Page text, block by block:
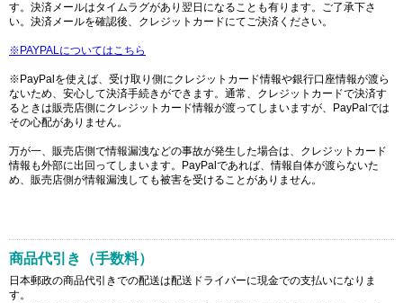
す。決済メールはタイムラグがあり翌日になることも有ります。ご了承下さ
い。決済メールを確認後、クレジットカードにてご決済ください。
※PAYPALについてはこちら
※PayPalを使えば、受け取り側にクレジットカード情報や銀行口座情報が渡ら
ないため、安心して決済手続きができます。通常、クレジットカードで決済す
るときは販売店側にクレジットカード情報が渡ってしまいますが、PayPalでは
その心配がありません。
万が一、販売店側で情報漏洩などの事故が発生した場合は、クレジットカード
情報も外部に出回ってしまいます。PayPalであれば、情報自体が渡らないた
め、販売店側が情報漏洩しても被害を受けることがありません。
商品代引き（手数料）
日本郵政の商品代引きでの配送は配送ドライバーに現金での支払いになりま
す。